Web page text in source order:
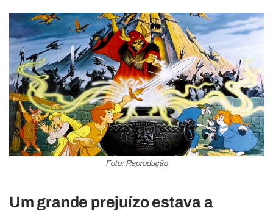
Foto: Reprodução
Um grande prejuízo estava a